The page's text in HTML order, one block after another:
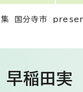
編集 国分寺市
稲田実